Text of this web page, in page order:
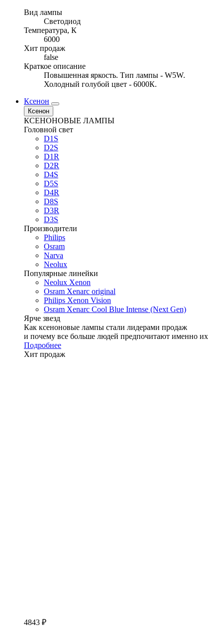
Вид лампы
Светодиод
Температура, К
6000
Хит продаж
false
Краткое описание
Повышенная яркость. Тип лампы - W5W.
Холодный голубой цвет - 6000К.
Ксенон
Ксенон
КСЕНОНОВЫЕ ЛАМПЫ
Головной свет
D1S
D2S
D1R
D2R
D4S
D5S
D4R
D8S
D3R
D3S
Производители
Philips
Osram
Narva
Neolux
Популярные линейки
Neolux Xenon
Osram Xenarc original
Philips Xenon Vision
Osram Xenarc Cool Blue Intense (Next Gen)
Ярче звезд
Как ксеноновые лампы стали лидерами продаж
и почему все больше людей предпочитают именно их
Подробнее
Хит продаж
4843 ₽